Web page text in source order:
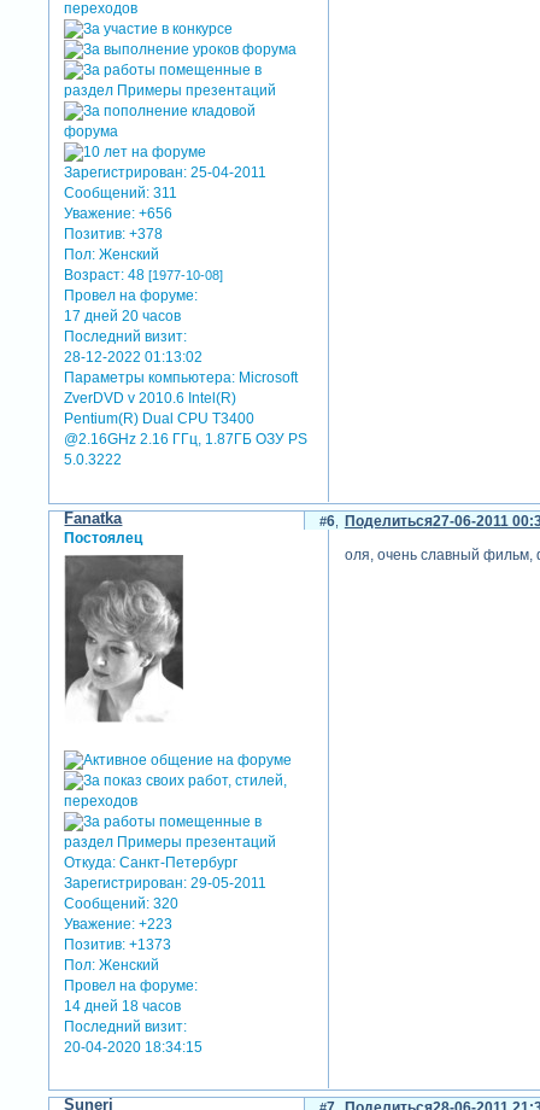
Зарегистрирован: 25-04-2011
Сообщений: 311
Уважение: +656
Позитив: +378
Пол: Женский
Возраст: 48[1977-10-08]
Провел на форуме:
17 дней 20 часов
Последний визит:
28-12-2022 01:13:02
Параметры компьютера: Microsoft
ZverDVD v 2010.6 Intel(R)
Pentium(R) Dual CPU T3400
@2.16GHz 2.16 ГГц, 1.87ГБ OЗУ PS
5.0.3222
Поделиться
6 27-06-2011
Fanatka
Постоялец
Откуда: Санкт-Петербург
Зарегистрирован: 29-05-2011
Сообщений: 320
Уважение: +223
Позитив: +1373
Пол: Женский
Провел на форуме:
14 дней 18 часов
Последний визит:
20-04-2020 18:34:15
оля, очень славный фильм,
Suneri